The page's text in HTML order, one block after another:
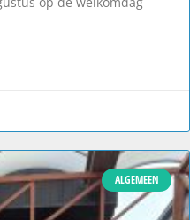
ALGEMEEN